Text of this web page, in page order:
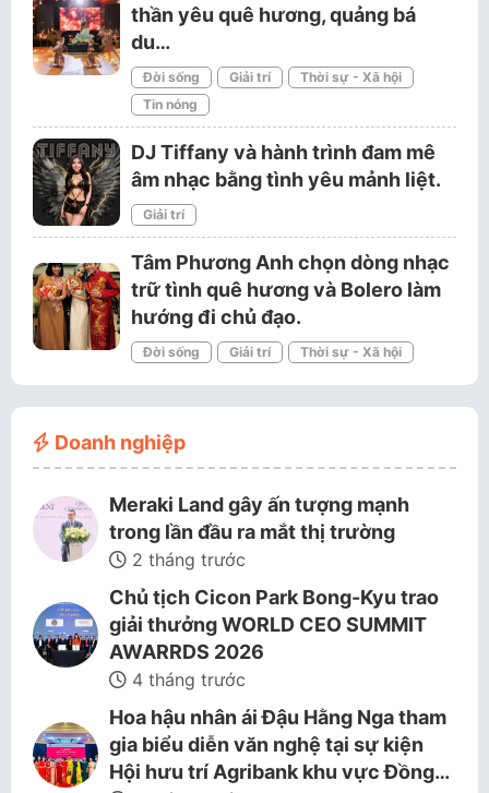
thần yêu quê hương, quảng bá
du…
Đời sống Giải trí
Thời sự - Xã hội
Tin nóng
DJ Tiffany và hành trình đam mê
âm nhạc bằng tình yêu mảnh liệt.
Giải trí
Tâm Phương Anh chọn dòng nhạc
trữ tình quê hương và Bolero làm
hướng đi chủ đạo.
Đời sống Giải trí Thời sự - Xã hội
Doanh nghiệp
Meraki Land gây ấn tượng mạnh
trong lần đầu ra mắt thị trường
2 tháng trước
Chủ tịch Cicon Park Bong-Kyu trao
giải thưởng WORLD CEO SUMMIT
AWARRDS 2026
4 tháng trước
Hoa hậu nhân ái Đậu Hằng Nga tham
gia biểu diễn văn nghệ tại sự kiện
Hội hưu trí Agribank khu vực Đồng…